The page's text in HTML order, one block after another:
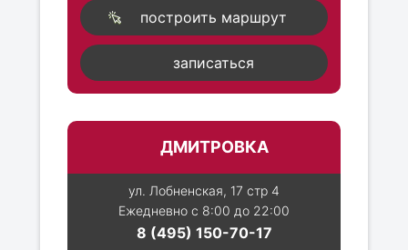
построить маршрут
записаться
ДМИТРОВКА
ул. Лобненская, 17 стр 4
Ежедневно с 8:00 до 22:00
8 (495) 150-70-17